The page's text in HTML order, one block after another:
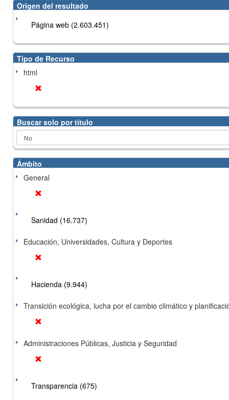
Origen del resultado
Página web (2.603.451)
Tipo de Recurso
html
Buscar solo por título
Ámbito
General
Sanidad (16.737)
Educación, Universidades, Cultura y Deportes
Hacienda (9.944)
Transición ecológica, lucha por el cambio climático y
Administraciones Públicas, Justicia y Seguridad
Transparencia (675)